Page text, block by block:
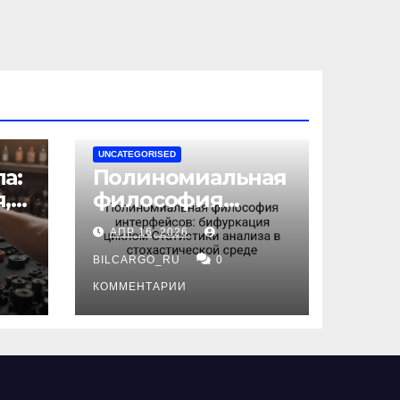
UNCATEGORISED
Полиномиальная
философия
интерфейсов:
бифуркация
циклом
Статистики
анализа в
среде
АПР 16, 2026
BILCARGO_RU 0
КОММЕНТАРИИ